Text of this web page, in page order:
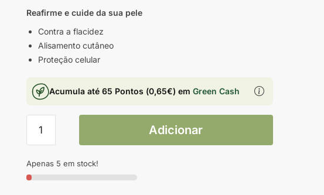
Reafirme e cuide da sua pele
Contra a flacidez
Alisamento cutâneo
Proteção celular
Acumula até 65 Pontos (0,65€) em Green Cash
Adicionar
Apenas 5 em stock!